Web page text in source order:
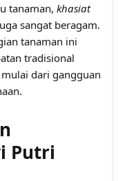
tanaman, khasiat
sangat beragam.
tanaman ini
tradisional
dari gangguan
Putri